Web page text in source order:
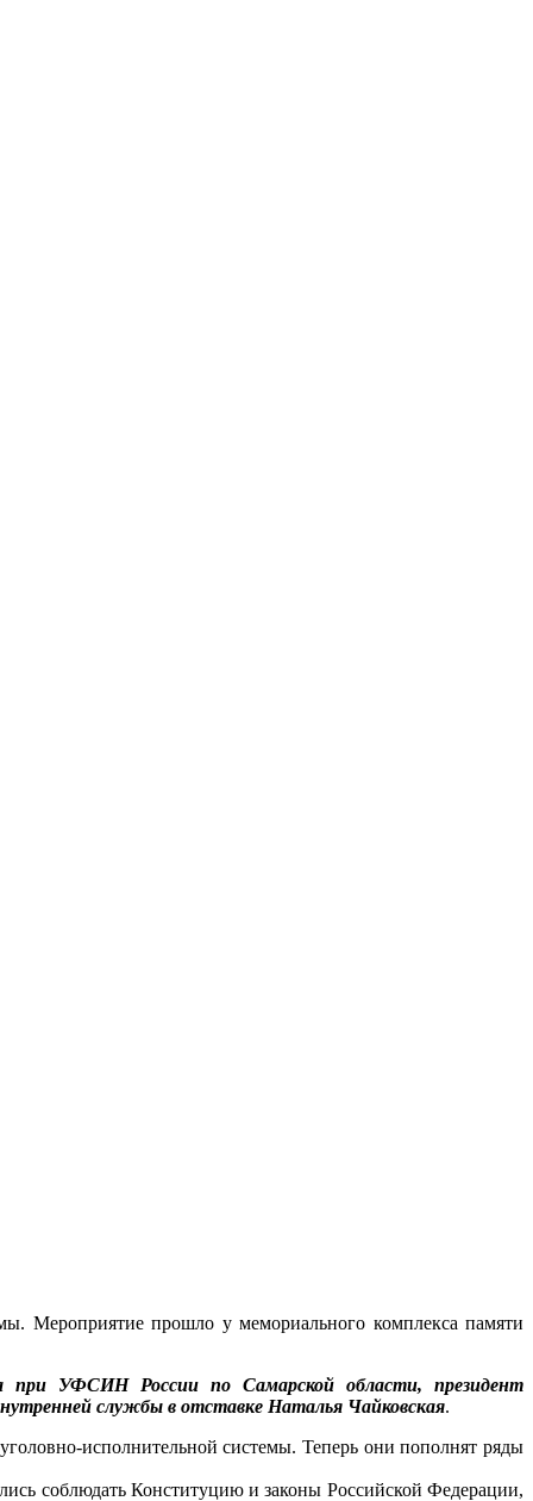
Мероприятие прошло у мемориального комплекса памяти
при УФСИН России по Самарской области, президент
службы в отставке Наталья Чайковская.
исполнительной системы. Теперь они пополнят ряды
соблюдать Конституцию и законы Российской Федерации,